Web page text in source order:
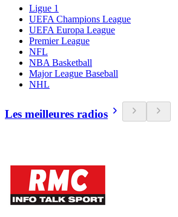
Ligue 1
UEFA Champions League
UEFA Europa League
Premier League
NFL
NBA Basketball
Major League Baseball
NHL
Les meilleures radios